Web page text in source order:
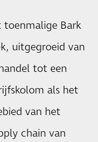
toenmalige Bark
uitgegroeid van
tot een
als het
van het
chain van